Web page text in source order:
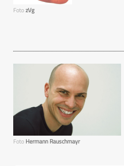
FotozVg
Foto Hermann Rauschmayr